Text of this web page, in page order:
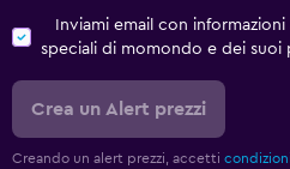
Inviami email con
speciali di momondo e dei suoi
Crea un Alert prezzi
Creando un alert prezzi, accetti